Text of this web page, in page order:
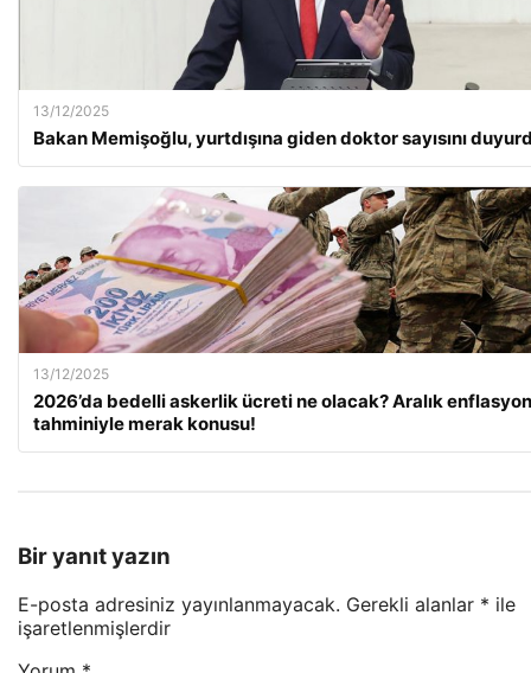
13/12/2025
Bakan Memişoğlu, yurtdışına giden doktor sayısını
13/12/2025
2026’da bedelli askerlik ücreti ne olacak? Aralık enflasyon
tahminiyle merak konusu!
Bir yanıt yazın
E-posta adresiniz yayınlanmayacak. Gerekli alanlar * ile
işaretlenmişlerdir